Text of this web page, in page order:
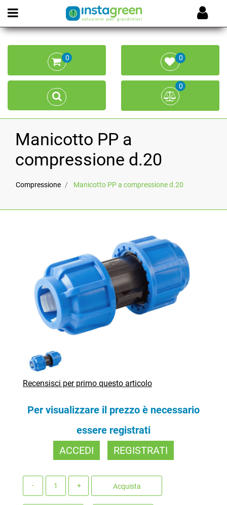
Open menu
0 0
0
Manicotto PP a
compressione d.20
Compressione Manicotto PP a compressione d.20
Recensisci per primo questo articolo
Per visualizzare il prezzo è necessario
essere registrati
ACCEDI
REGISTRATI
Acquista